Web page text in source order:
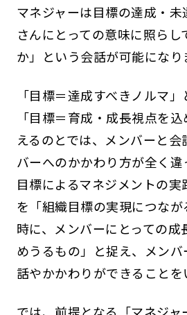
マネジャーは目標の達成・未
さんにとっての意味に照らし
か」という会話が可能になり
「目標＝達成すべきノルマ
「目標＝育成・成長視点を
えるのとでは、メンバーと
バーへのかかわり方が全く違
目標によるマネジメントの実
を「組織目標の実現につな
時に、メンバーにとっての成
めうるもの」と捉え、メン
話やかかわりができることを